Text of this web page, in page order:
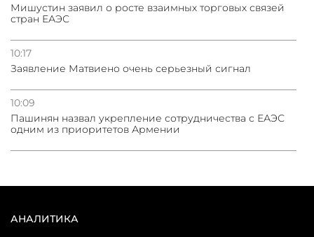
Мишустин заявил о росте взаимных торговых связей
стран ЕАЭС
10:17
Заявление Матвиено очень серьезный сигнал
10:09
Пашинян назвал укрепление сотрудничества с ЕАЭС
одним из приоритетов Армении
АНАЛИТИКА